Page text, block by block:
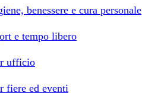
benessere e cura personale
e tempo libero
ufficio
fiere ed eventi